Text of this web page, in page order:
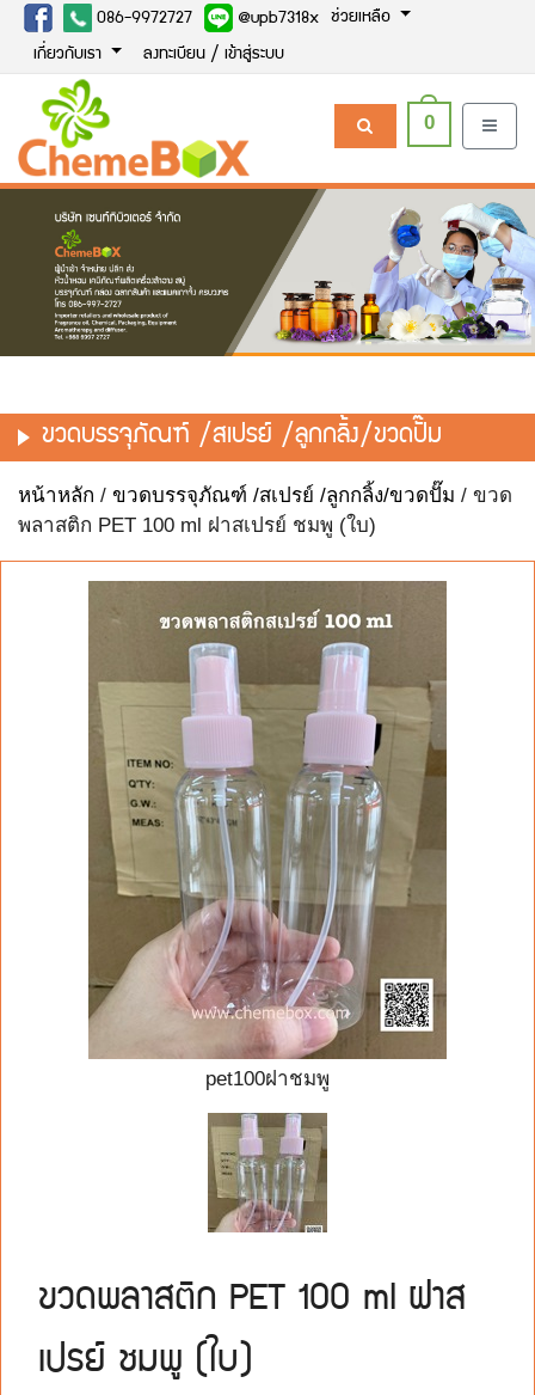
086-9972727 @upb7318x ช่วยเหลือ
เกี่ยวกับเรา ลงทะเบียน / เข้าสู่ระบบ
0
ขวดบรรจุภัณฑ์ /สเปรย์ /ลูกกลิ้ง/ขวดปั๊ม
หน้าหลัก / ขวดบรรจุภัณฑ์ /สเปรย์ /ลูกกลิ้ง/ขวดปั๊ม / ขวด
พลาสติก PET 100 ml ฝาสเปรย์ ชมพู (ใบ)
pet100ฝาชมพู
ขวดพลาสติก PET 100 ml ฝาส
เปรย์ ชมพู (ใบ)